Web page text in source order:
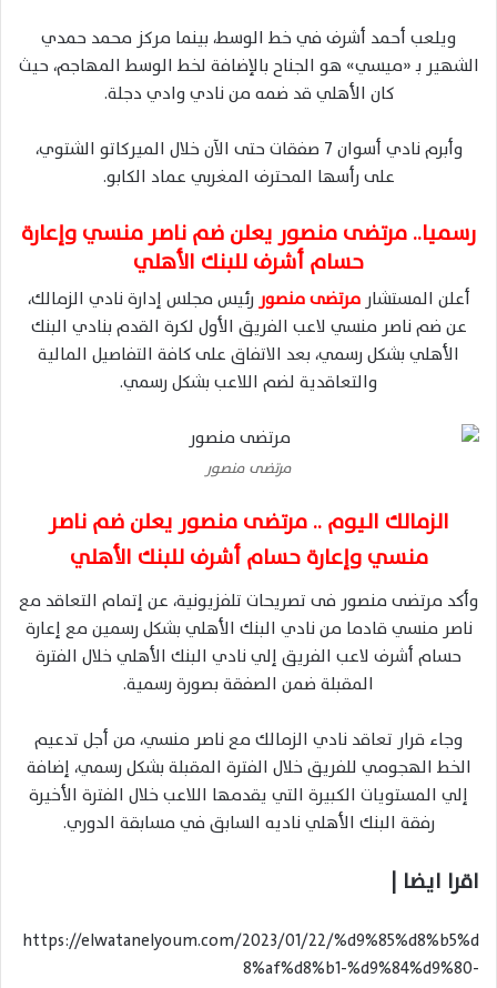
ويلعب أحمد أشرف في خط الوسط، بينما مركز محمد حمدي
الشهير بـ «ميسي» هو الجناح بالإضافة لخط الوسط المهاجم، حيث
كان الأهلي قد ضمه من نادي وادي دجلة.
وأبرم نادي أسوان 7 صفقات حتى الآن خلال الميركاتو الشتوي،
على رأسها المحترف المغربي عماد الكابو.
رسميا.. مرتضى منصور يعلن ضم ناصر منسي وإعارة
حسام أشرف للبنك الأهلي
أعلن المستشارمرتضى منصور رئيس مجلس إدارة نادي الزمالك،
عن ضم ناصر منسي لاعب الفريق الأول لكرة القدم بنادي البنك
الأهلي بشكل رسمي، بعد الاتفاق على كافة التفاصيل المالية
والتعاقدية لضم اللاعب بشكل رسمي.
مرتضى منصور
الزمالك اليوم .. مرتضى منصور يعلن ضم ناصر
منسي وإعارة حسام أشرف للبنك الأهلي
وأكد مرتضى منصور فى تصريحات تلفزيونية، عن إتمام التعاقد مع
ناصر منسي قادما من نادي البنك الأهلي بشكل رسمين مع إعارة
حسام أشرف لاعب الفريق إلي نادي البنك الأهلي خلال الفترة
المقبلة ضمن الصفقة بصورة رسمية.
وجاء قرار تعاقد نادي الزمالك مع ناصر منسي، من أجل تدعيم
الخط الهجومي للفريق خلال الفترة المقبلة بشكل رسمي، إضافة
إلي المستويات الكبيرة التي يقدمها اللاعب خلال الفترة الأخيرة
رفقة البنك الأهلي ناديه السابق في مسابقة الدوري.
اقرا ايضا |
https://elwatanelyoum.com/2023/01/22/%d9%85%d8%b5%d
8%af%d8%b1-%d9%84%d9%80-